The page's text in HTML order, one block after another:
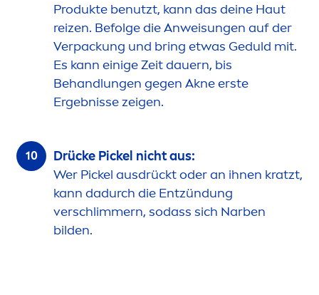
Produkte benutzt, kann das deine Haut
reizen. Befolge die Anweisungen auf der
Verpackung und bring etwas Geduld mit.
Es kann einige Zeit dauern, bis
Behandlungen gegen Akne erste
Ergebnisse zeigen.
Drücke Pickel nicht aus:
Wer Pickel ausdrückt oder an ihnen kratzt,
kann dadurch die Entzündung
verschlimmern, sodass sich Narben
bilden.